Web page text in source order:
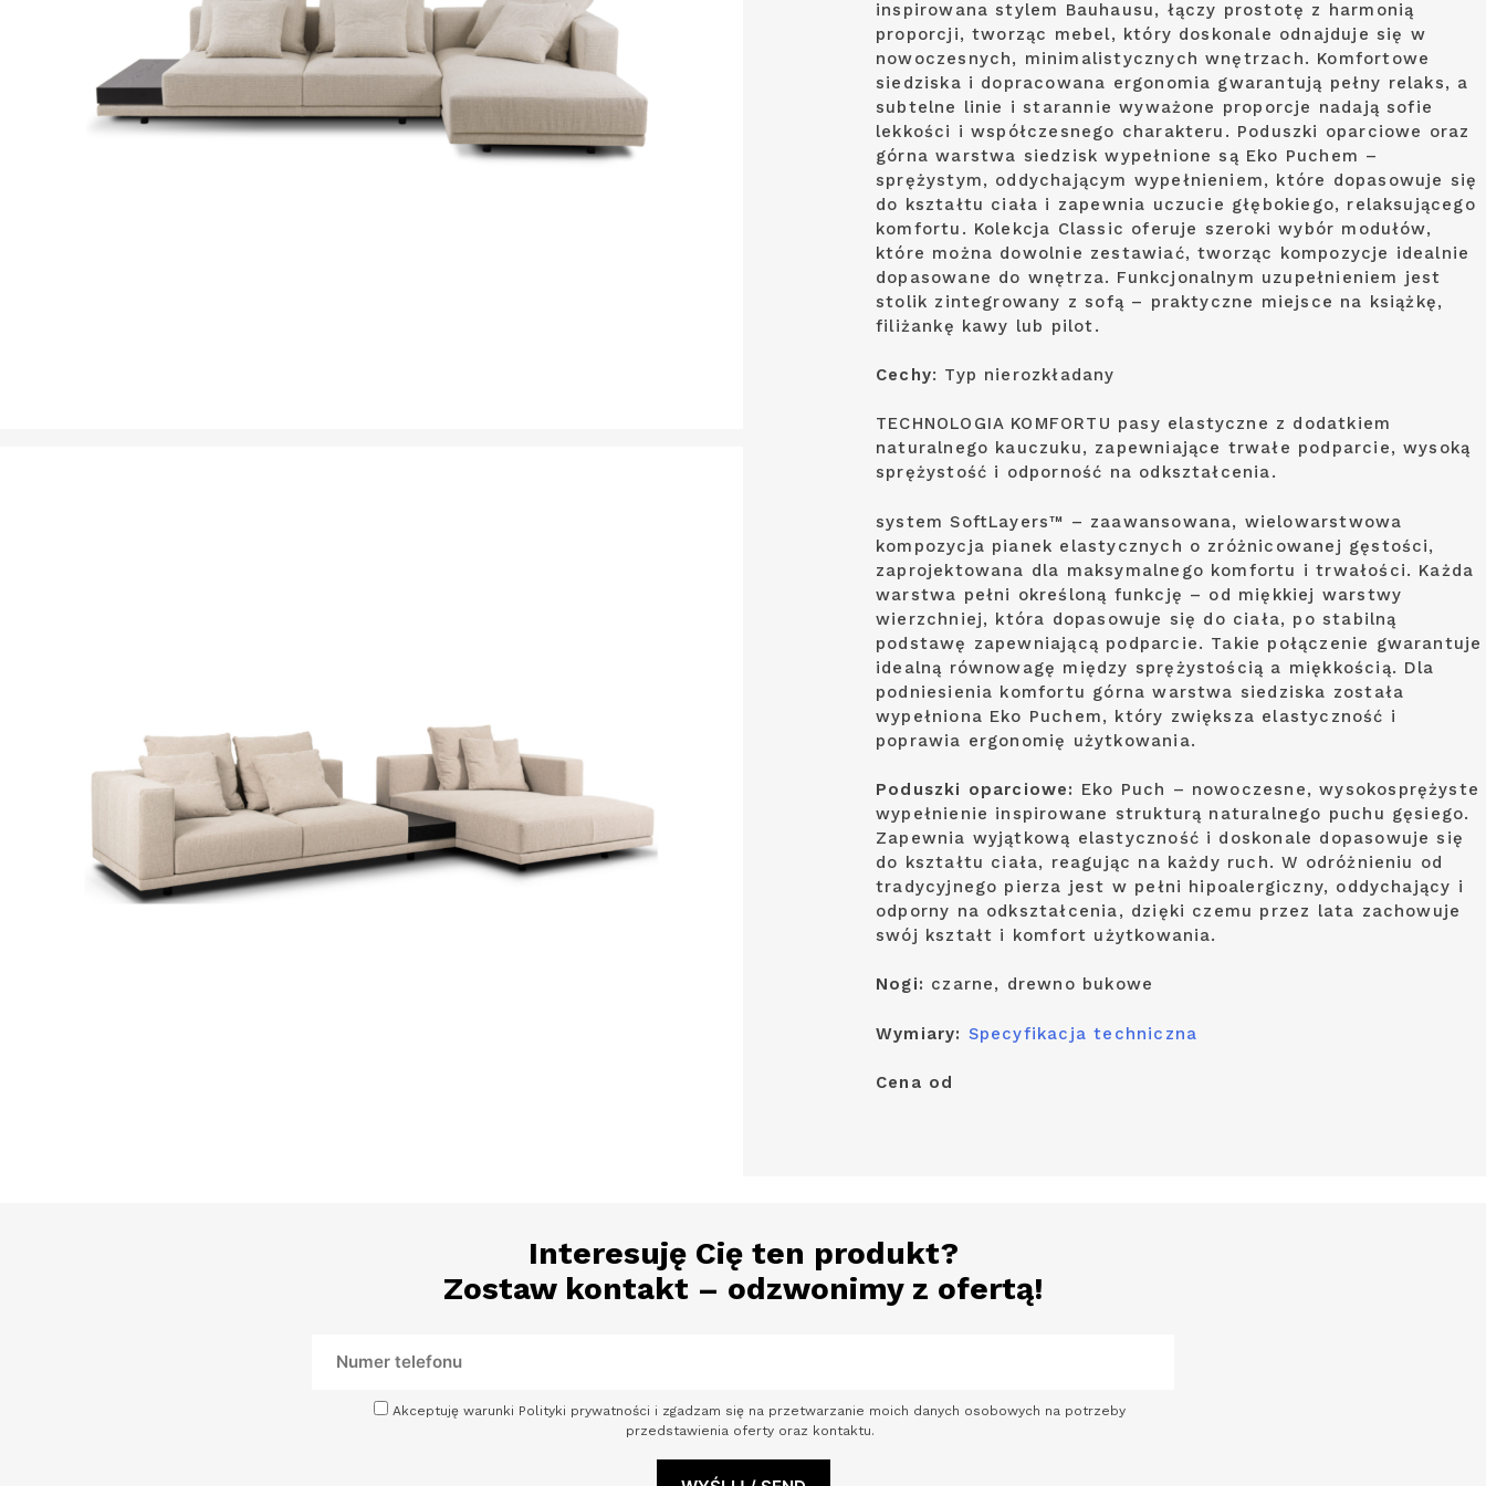
inspirowana stylem Bauhausu, łączy prostotę z harmonią
proporcji, tworząc mebel, który doskonale odnajduje się w
nowoczesnych, minimalistycznych wnętrzach. Komfortowe
siedziska i dopracowana ergonomia gwarantują pełny relaks, a
subtelne linie i starannie wyważone proporcje nadają sofie
lekkości i współczesnego charakteru. Poduszki oparciowe oraz
górna warstwa siedzisk wypełnione są Eko Puchem –
sprężystym, oddychającym wypełnieniem, które dopasowuje się
do kształtu ciała i zapewnia uczucie głębokiego, relaksującego
komfortu. Kolekcja Classic oferuje szeroki wybór modułów,
które można dowolnie zestawiać, tworząc kompozycje idealnie
dopasowane do wnętrza. Funkcjonalnym uzupełnieniem jest
stolik zintegrowany z sofą – praktyczne miejsce na książkę,
filiżankę kawy lub pilot.
Cechy: Typ nierozkładany
TECHNOLOGIA KOMFORTU pasy elastyczne z dodatkiem
naturalnego kauczuku, zapewniające trwałe podparcie, wysoką
sprężystość i odporność na odkształcenia.
system SoftLayers™ – zaawansowana, wielowarstwowa
kompozycja pianek elastycznych o zróżnicowanej gęstości,
zaprojektowana dla maksymalnego komfortu i trwałości. Każda
warstwa pełni określoną funkcję – od miękkiej warstwy
wierzchniej, która dopasowuje się do ciała, po stabilną
podstawę zapewniającą podparcie. Takie połączenie gwarantuje
idealną równowagę między sprężystością a miękkością. Dla
podniesienia komfortu górna warstwa siedziska została
wypełniona Eko Puchem, który zwiększa elastyczność i
poprawia ergonomię użytkowania.
Poduszki oparciowe: Eko Puch – nowoczesne, wysokosprężyste
wypełnienie inspirowane strukturą naturalnego puchu gęsiego.
Zapewnia wyjątkową elastyczność i doskonale dopasowuje się
do kształtu ciała, reagując na każdy ruch. W odróżnieniu od
tradycyjnego pierza jest w pełni hipoalergiczny, oddychający i
odporny na odkształcenia, dzięki czemu przez lata zachowuje
swój kształt i komfort użytkowania.
Nogi: czarne, drewno bukowe
Wymiary: Specyfikacja techniczna
Cena od
Interesuję Cię ten produkt?
Zostaw kontakt – odzwonimy z ofertą!
Akceptuję warunki Polityki prywatności i zgadzam się na przetwarzanie moich danych osobowych na potrzeby
przedstawienia oferty oraz kontaktu.